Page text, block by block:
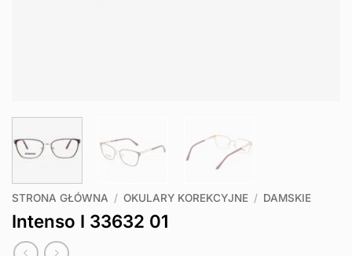
STRONA GŁÓWNA / OKULARY KOREKCYJNE / DAMSKIE
Intenso I 33632 01